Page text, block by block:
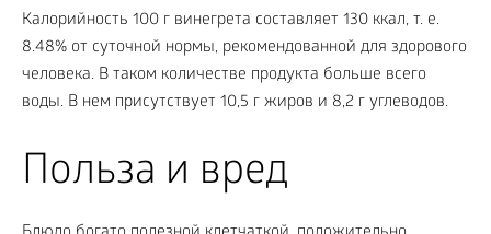
Калорийность 100 г винегрета составляет 130 ккал, т. е.
8.48% от суточной нормы, рекомендованной для здорового
человека. В таком количестве продукта больше всего
воды. В нем присутствует 10,5 г жиров и 8,2 г углеводов.
Польза и вред